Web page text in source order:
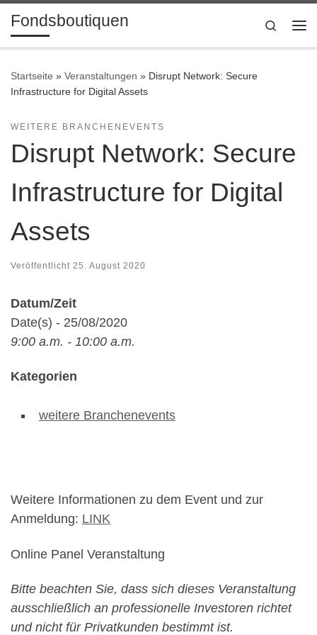
Zum Inhalt springen
Fondsboutiquen
Search
Startseite » Veranstaltungen » Disrupt Network: Secure
Infrastructure for Digital Assets
WEITERE BRANCHENEVENTS
Disrupt Network: Secure
Infrastructure for Digital
Assets
Veröffentlicht 25. August 2020
Datum/Zeit
Date(s) - 25/08/2020
9:00 a.m. - 10:00 a.m.
Kategorien
weitere Branchenevents
Weitere Informationen zu dem Event und zur
Anmeldung: LINK
Online Panel Veranstaltung
Bitte beachten Sie, dass sich dieses Veranstaltung
ausschließlich an professionelle Investoren richtet
und nicht für Privatkunden bestimmt ist.